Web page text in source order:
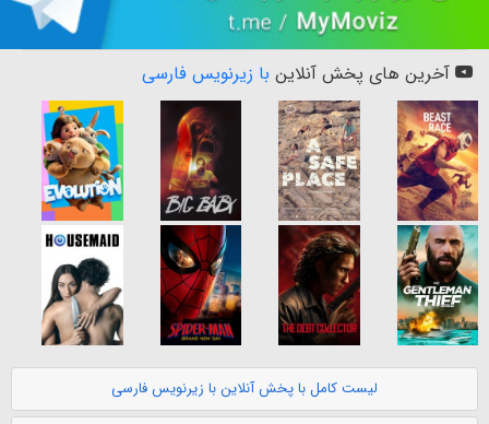
آخرین های پخش آنلاین با زیرنویس فارسی
لیست کامل با پخش آنلاین با زیرنویس فارسی